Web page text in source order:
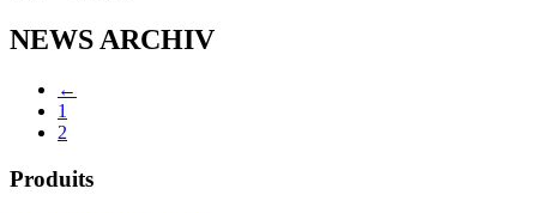
NEWS ARCHIV
←
1
2
Produits